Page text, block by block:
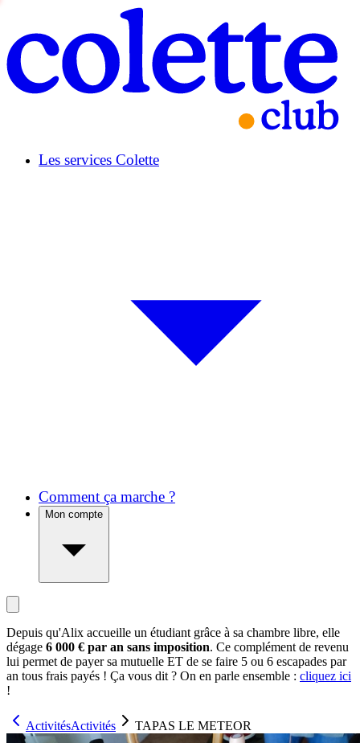
Les services Colette
Comment ça marche ?
Mon compte
Depuis qu'Alix accueille un étudiant grâce à sa chambre libre, elle
dégage 6 000 € par an sans imposition. Ce complément de revenu
lui permet de payer sa mutuelle ET de se faire 5 ou 6 escapades par
an tous frais payés ! Ça vous dit ? On en parle ensemble : cliquez ici
!
ActivitésActivités TAPAS LE METEOR